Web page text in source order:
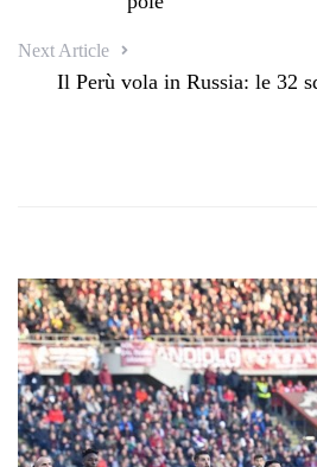
Next Article
Il Perù vola in Russia: le 32